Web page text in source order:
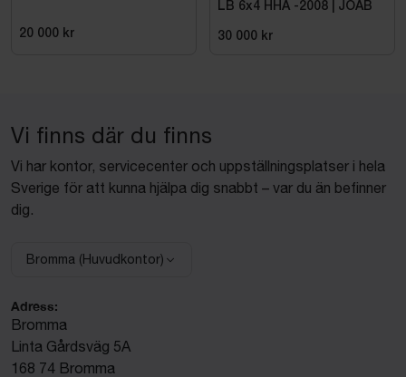
20 000 kr
LB 6x4 HHA -2008 | JOAB
30 000 kr
Vi finns där du finns
Vi har kontor, servicecenter och uppställningsplatser i hela
Sverige för att kunna hjälpa dig snabbt – var du än befinner
dig.
Välj anläggning:
Bromma (Huvudkontor)
Adress:
Bromma
Linta Gårdsväg 5A
168 74 Bromma